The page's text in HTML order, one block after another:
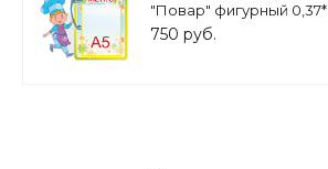
"Повар" фигурный
А5 арт. МЕНЮ ДС263
750 руб.